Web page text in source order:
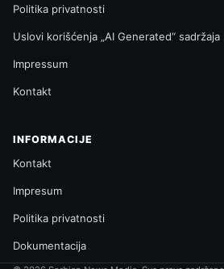
Politika privatnosti
Uslovi korišćenja „AI Generated“ sadržaja
Impressum
Kontakt
INFORMACIJE
Kontakt
Impresum
Politika privatnosti
Dokumentacija